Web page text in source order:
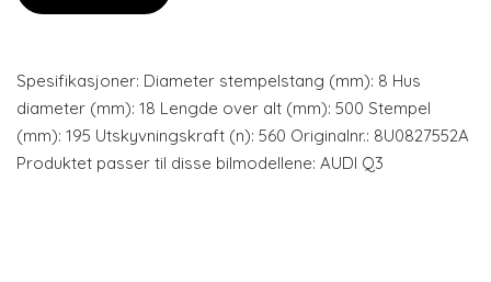
Spesifikasjoner: Diameter stempelstang (mm): 8 Hus
diameter (mm): 18 Lengde over alt (mm): 500 Stempel
(mm): 195 Utskyvningskraft (n): 560 Originalnr.: 8U0827552A
Produktet passer til disse bilmodellene: AUDI Q3